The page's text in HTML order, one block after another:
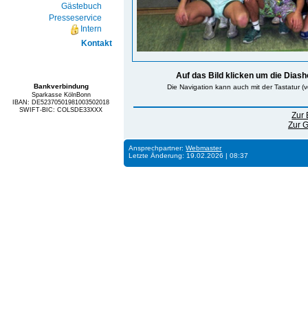
Gästebuch
Presseservice
Intern
Kontakt
Bankverbindung
Sparkasse KölnBonn
IBAN: DE52370501981003502018
SWIFT-BIC: COLSDE33XXX
Auf das Bild klicken um die
Die Navigation kann auch mit der Tastatur
Zur
Zur
Ansprechpartner:Webmaster
Letzte Änderung: 19.02.2026 | 08:37